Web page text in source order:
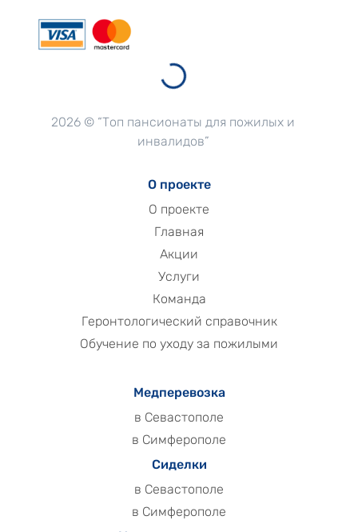
2026 © “Топ пансионаты для пожилых и
инвалидов”
О проекте
О проекте
Главная
Акции
Услуги
Команда
Геронтологический справочник
Обучение по уходу за пожилыми
Медперевозка
в Севастополе
в Симферополе
Сиделки
в Севастополе
в Симферополе